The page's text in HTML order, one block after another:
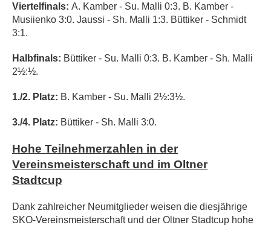
Viertelfinals: A. Kamber - Su. Malli 0:3. B. Kamber -
Musiienko 3:0. Jaussi - Sh. Malli 1:3. Büttiker - Schmidt
3:1.
Halbfinals: Büttiker - Su. Malli 0:3. B. Kamber - Sh. Malli
2½:½.
1./2. Platz: B. Kamber - Su. Malli 2½:3½.
3./4. Platz: Büttiker - Sh. Malli 3:0.
Hohe Teilnehmerzahlen in der
Vereinsmeisterschaft und im Oltner
Stadtcup
Dank zahlreicher Neumitglieder weisen die diesjährige
SKO-Vereinsmeisterschaft und der Oltner Stadtcup hohe